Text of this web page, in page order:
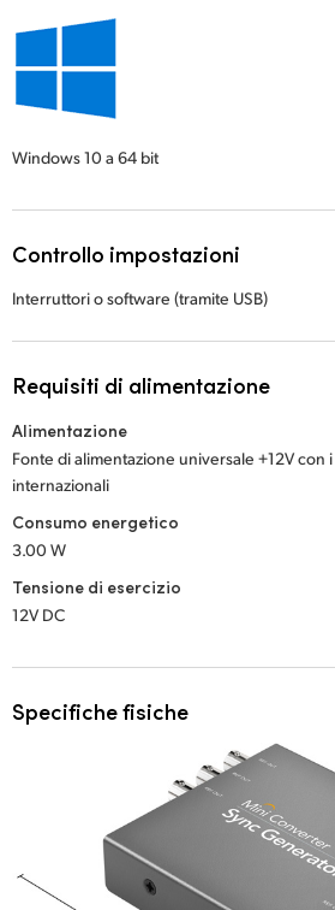
Windows 10 a 64 bit
Controllo impostazioni
Interruttori o software (tramite USB)
Requisiti di alimentazione
Alimentazione
Fonte di alimentazione universale +12V con
internazionali
Consumo energetico
3.00 W
Tensione di esercizio
12V DC
Specifiche fisiche